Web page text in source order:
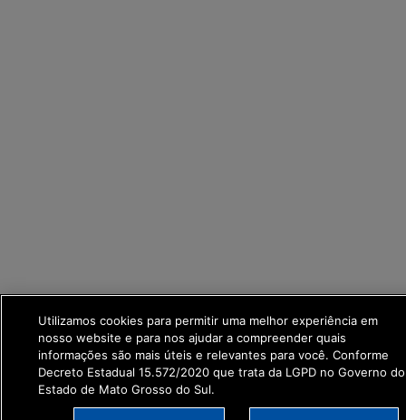
Utilizamos cookies para permitir uma melhor experiência em
nosso website e para nos ajudar a compreender quais
informações são mais úteis e relevantes para você. Conforme
Decreto Estadual 15.572/2020 que trata da LGPD no Governo do
Estado de Mato Grosso do Sul.